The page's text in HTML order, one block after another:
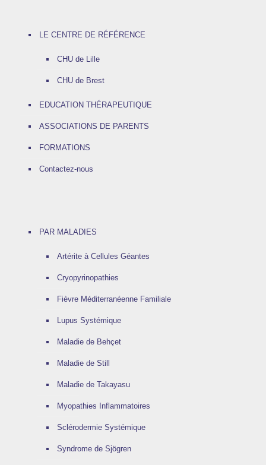
LE CENTRE DE RÉFÉRENCE
CHU de Lille
CHU de Brest
EDUCATION THÉRAPEUTIQUE
ASSOCIATIONS DE PARENTS
FORMATIONS
Contactez-nous
PAR MALADIES
Artérite à Cellules Géantes
Cryopyrinopathies
Fièvre Méditerranéenne Familiale
Lupus Systémique
Maladie de Behçet
Maladie de Still
Maladie de Takayasu
Myopathies Inflammatoires
Sclérodermie Systémique
Syndrome de Sjögren